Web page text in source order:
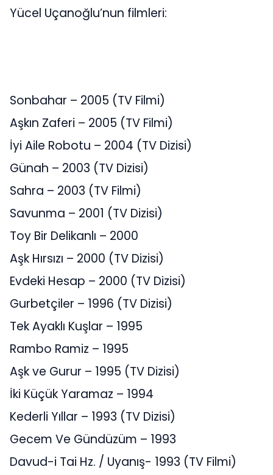
Yücel Uçanoğlu’nun filmleri:
Sonbahar – 2005 (TV Filmi)
Aşkın Zaferi – 2005 (TV Filmi)
İyi Aile Robotu – 2004 (TV Dizisi)
Günah – 2003 (TV Dizisi)
Sahra – 2003 (TV Filmi)
Savunma – 2001 (TV Dizisi)
Toy Bir Delikanlı – 2000
Aşk Hırsızı – 2000 (TV Dizisi)
Evdeki Hesap – 2000 (TV Dizisi)
Gurbetçiler – 1996 (TV Dizisi)
Tek Ayaklı Kuşlar – 1995
Rambo Ramiz – 1995
Aşk ve Gurur – 1995 (TV Dizisi)
İki Küçük Yaramaz – 1994
Kederli Yıllar – 1993 (TV Dizisi)
Gecem Ve Gündüzüm – 1993
Davud-i Tai Hz. / Uyanış- 1993 (TV Filmi)